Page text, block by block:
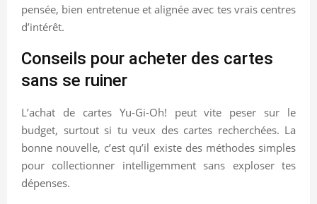
pensée, bien entretenue et alignée avec tes vrais centres
d’intérêt.
Conseils pour acheter des cartes
sans se ruiner
L’achat de cartes Yu-Gi-Oh! peut vite peser sur le
budget, surtout si tu veux des cartes recherchées. La
bonne nouvelle, c’est qu’il existe des méthodes simples
pour collectionner intelligemment sans exploser tes
dépenses.